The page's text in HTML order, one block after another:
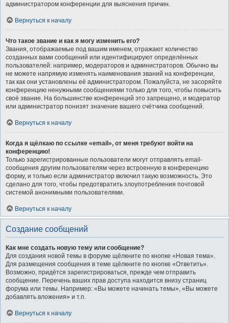
администратором конференции для выяснения причин.
Вернуться к началу
Что такое звание и как я могу изменить его?
Звания, отображаемые под вашим именем, отражают количество
созданных вами сообщений или идентифицируют определённых
пользователей: например, модераторов и администраторов. Обычно вы
не можете напрямую изменять наименования званий на конференции,
так как они установлены её администратором. Пожалуйста, не засоряйте
конференцию ненужными сообщениями только для того, чтобы повысить
своё звание. На большинстве конференций это запрещено, и модератор
или администратор понизят значение вашего счётчика сообщений.
Вернуться к началу
Когда я щёлкаю по ссылке «email», от меня требуют войти на
конференцию!
Только зарегистрированные пользователи могут отправлять email-
сообщения другим пользователям через встроенную в конференцию
форму, и только если администратор включил такую возможность. Это
сделано для того, чтобы предотвратить злоупотребления почтовой
системой анонимными пользователями.
Вернуться к началу
Создание сообщений
Как мне создать новую тему или сообщение?
Для создания новой темы в форуме щёлкните по кнопке «Новая тема».
Для размещения сообщения в теме щёлкните по кнопке «Ответить».
Возможно, придётся зарегистрироваться, прежде чем отправить
сообщение. Перечень ваших прав доступа находится внизу страниц
форума или темы. Например: «Вы можете начинать темы», «Вы можете
добавлять вложения» и т.п.
Вернуться к началу